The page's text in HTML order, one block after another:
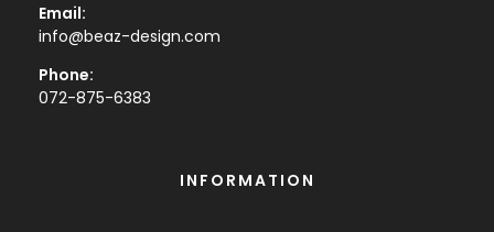
Email:
info@beaz-design.com
Phone:
072-875-6383
INFORMATION